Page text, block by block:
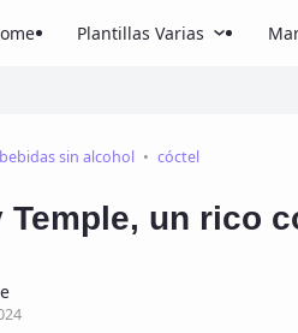
Plantillas Varias
bebidas sin alcohol cóctel
Temple, un rico